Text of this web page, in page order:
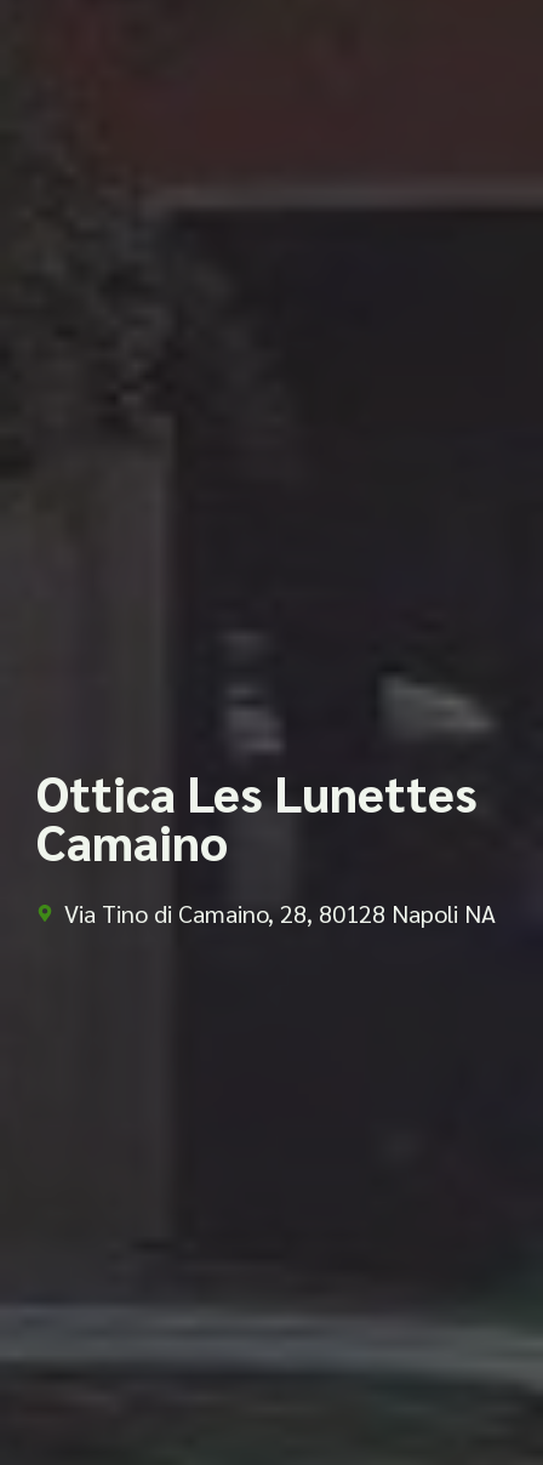
Ottica Les Lunettes
Camaino
Via Tino di Camaino, 28, 80128 Napoli NA